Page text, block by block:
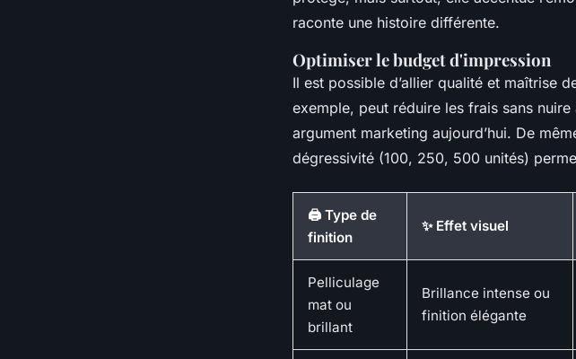
raconte une histoire différente.
Optimiser le budget d'impression
Il est possible d’allier qualité et maîtrise
exemple, peut réduire les frais sans nuire
argument marketing aujourd’hui. De
dégressivité (100, 250, 500 unités)
🖨️ Type de
finition
✨ Effet visuel
Pelliculage
mat ou
brillant
Brillance intense ou
finition élégante